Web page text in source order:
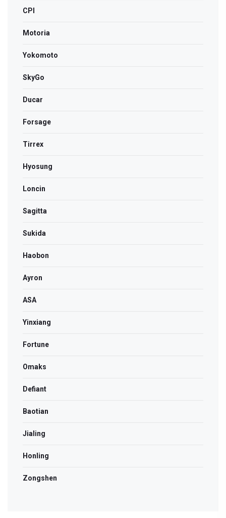
CPI
Motoria
Yokomoto
SkyGo
Ducar
Forsage
Tirrex
Hyosung
Loncin
Sagitta
Sukida
Haobon
Ayron
ASA
Yinxiang
Fortune
Omaks
Defiant
Baotian
Jialing
Honling
Zongshen